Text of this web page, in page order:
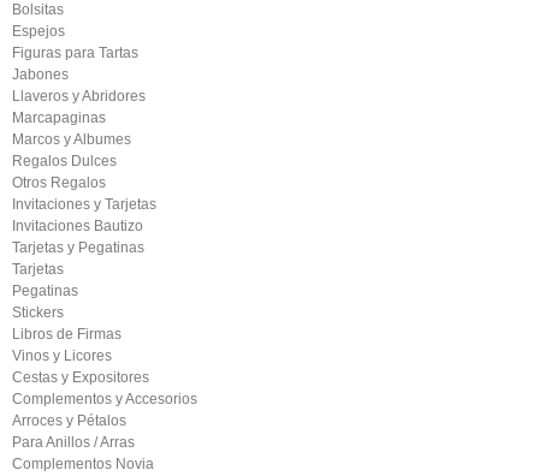
Bolsitas
Espejos
Figuras para Tartas
Jabones
Llaveros y Abridores
Marcapaginas
Marcos y Albumes
Regalos Dulces
Otros Regalos
Invitaciones y Tarjetas
Invitaciones Bautizo
Tarjetas y Pegatinas
Tarjetas
Pegatinas
Stickers
Libros de Firmas
Vinos y Licores
Cestas y Expositores
Complementos y Accesorios
Arroces y Pétalos
Para Anillos / Arras
Complementos Novia